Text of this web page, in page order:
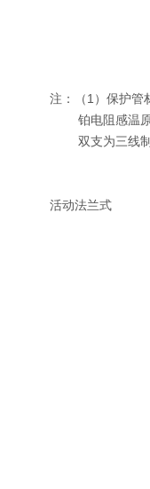
注：（1）保护管
铂电阻感温原
双支为三线制
活动法兰式